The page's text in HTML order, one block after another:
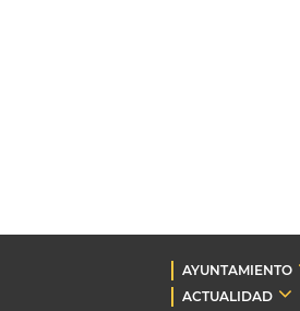
AYUNTAMIENTO
ACTUALIDAD